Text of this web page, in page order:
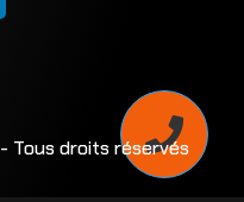

Tous droits réservés